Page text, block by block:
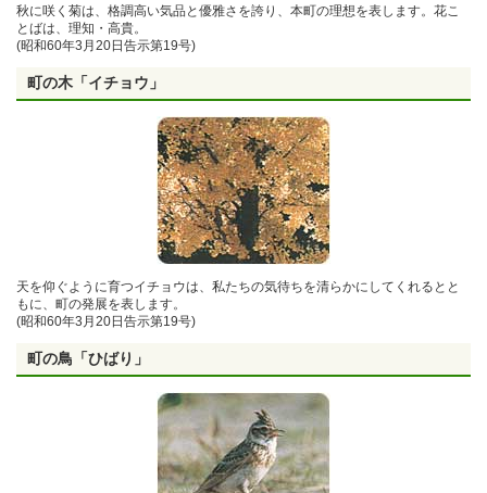
秋に咲く菊は、格調高い気品と優雅さを誇り、本町の理想を表します。花こ
とばは、理知・高貴。
(昭和60年3月20日告示第19号)
町の木「イチョウ」
天を仰ぐように育つイチョウは、私たちの気待ちを清らかにしてくれるとと
もに、町の発展を表します。
(昭和60年3月20日告示第19号)
町の鳥「ひばり」